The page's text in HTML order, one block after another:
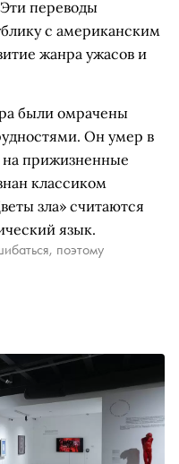
Эти переводы
с американским
жанра ужасов и
были омрачены
Он умер в
на прижизненные
классиком
зла» считаются
язык.
поэтому